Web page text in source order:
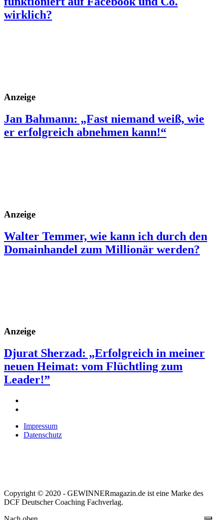
wirklich?
Anzeige
Jan Bahmann: „Fast niemand weiß, wie
er erfolgreich abnehmen kann!“
Anzeige
Walter Temmer, wie kann ich durch den
Domainhandel zum Millionär werden?
Anzeige
Djurat Sherzad: „Erfolgreich in meiner
neuen Heimat: vom Flüchtling zum
Leader!”
Impressum
Datenschutz
Copyright © 2020 - GEWINNERmagazin.de ist eine Marke des
DCF Deutscher Coaching Fachverlag.